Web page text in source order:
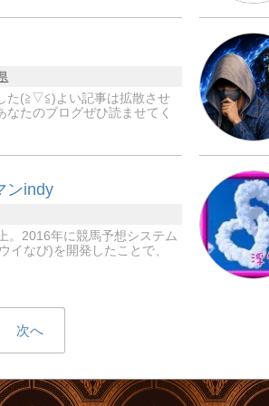
た(≧▽≦)よい記事は拡散させ
なたのブログぜひ読ませてく
ンindy
。2016年に競馬予想システム
イなび)を開発したことで、
次へ